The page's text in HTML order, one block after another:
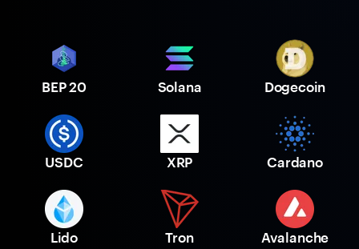
BEP 20 Solana Dogecoin
USDC XRP Cardano
Lido Tron Avalanche